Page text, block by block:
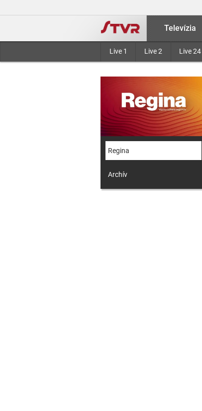
Televízia
Live 1 Live 2 Live 24
Regina
Archív